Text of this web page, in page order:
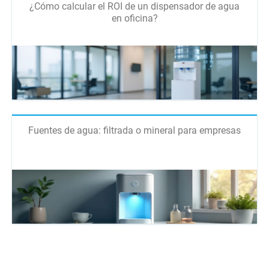
¿Cómo calcular el ROI de un dispensador de agua
en oficina?
Fuentes de agua: filtrada o mineral para empresas